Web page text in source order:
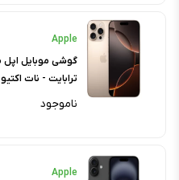
Apple
ترابایت - نات اکتیو
ناموجود
Apple